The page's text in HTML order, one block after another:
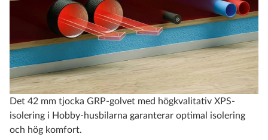
Det 42 mm tjocka GRP-golvet med högkvalitativ XPS-
isolering i Hobby-husbilarna garanterar optimal isolering
och hög komfort.